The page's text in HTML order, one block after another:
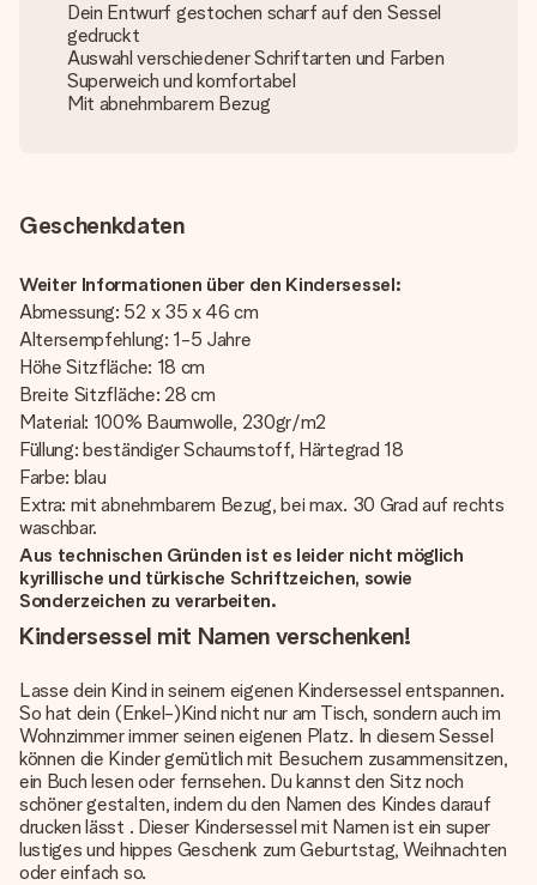
Dein Entwurf gestochen scharf auf den Sessel
gedruckt
Auswahl verschiedener Schriftarten und Farben
Superweich und komfortabel
Mit abnehmbarem Bezug
Geschenkdaten
Weiter Informationen über den Kindersessel:
Abmessung: 52 x 35 x 46 cm
Altersempfehlung: 1-5 Jahre
Höhe Sitzfläche: 18 cm
Breite Sitzfläche: 28 cm
Material: 100% Baumwolle, 230gr/m2
Füllung: beständiger Schaumstoff, Härtegrad 18
Farbe: blau
Extra: mit abnehmbarem Bezug, bei max. 30 Grad auf rechts
waschbar.
Aus technischen Gründen ist es leider nicht möglich
kyrillische und türkische Schriftzeichen, sowie
Sonderzeichen zu verarbeiten.
Kindersessel mit Namen verschenken!
Lasse dein Kind in seinem eigenen Kindersessel entspannen.
So hat dein (Enkel-)Kind nicht nur am Tisch, sondern auch im
Wohnzimmer immer seinen eigenen Platz. In diesem Sessel
können die Kinder gemütlich mit Besuchern zusammensitzen,
ein Buch lesen oder fernsehen. Du kannst den Sitz noch
schöner gestalten, indem du den Namen des Kindes darauf
drucken lässt . Dieser Kindersessel mit Namen ist ein super
lustiges und hippes Geschenk zum Geburtstag, Weihnachten
oder einfach so.